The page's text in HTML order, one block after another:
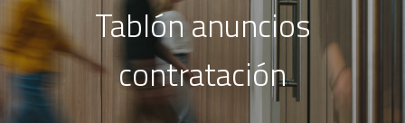
Tablón anuncios
contratación